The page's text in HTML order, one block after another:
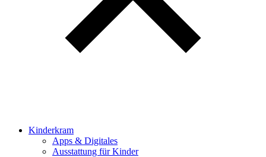
Kinderkram
Apps & Digitales
Ausstattung für Kinder